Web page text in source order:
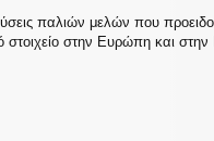
παλιών μελών που
στην Ευρώπη και